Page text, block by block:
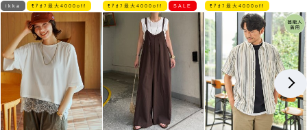
ikka ﾓｱｵﾌ最大4000off ﾓｱｵﾌ最大4000off SALE ﾓｱｵﾌ最大4000off